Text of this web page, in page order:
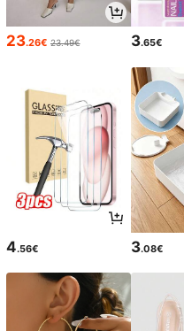
23.26€ 23.49€ 3.65€
4.56€ 3.08€